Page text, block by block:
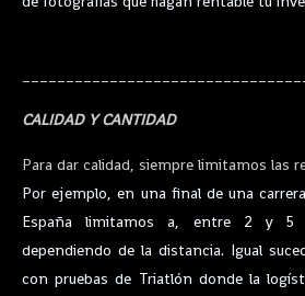
CALIDAD Y CANTIDAD
Para dar calidad, siempre limitamos las
Por ejemplo, en una final de una
España limitamos a, entre 2 y 5
dependiendo de la distancia. Igual
con pruebas de Triatlón donde la